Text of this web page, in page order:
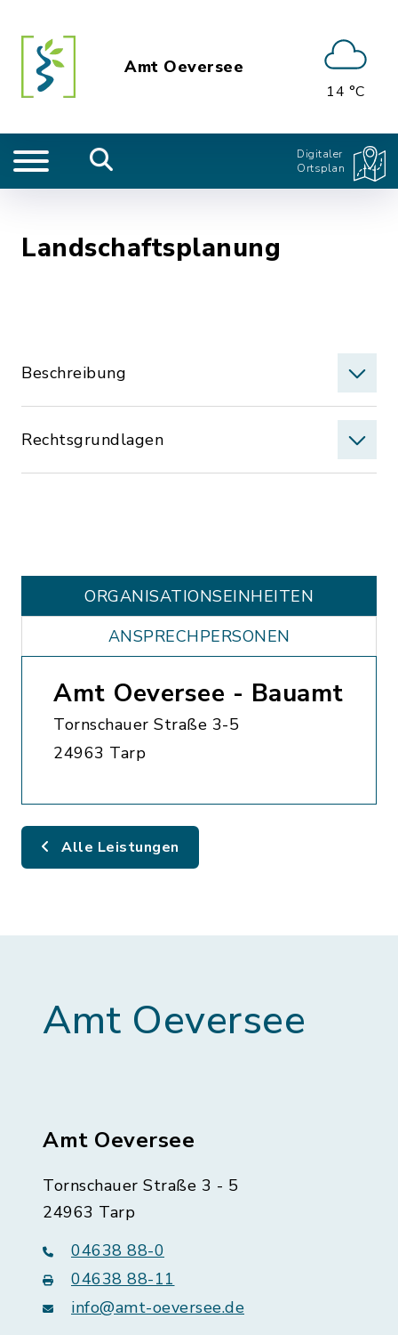
Amt Oeversee
14 °C
Digitaler
Ortsplan
Landschaftsplanung
Beschreibung
Rechtsgrundlagen
ORGANISATIONS­EINHEITEN
ANSPRECHPERSONEN
Amt Oeversee - Bauamt
Tornschauer Straße 3-5
24963 Tarp
Alle Leistungen
Amt Oeversee
Amt Oeversee
Tornschauer Straße 3 - 5
24963 Tarp
04638 88-0
04638 88-11
info@amt-oeversee.de